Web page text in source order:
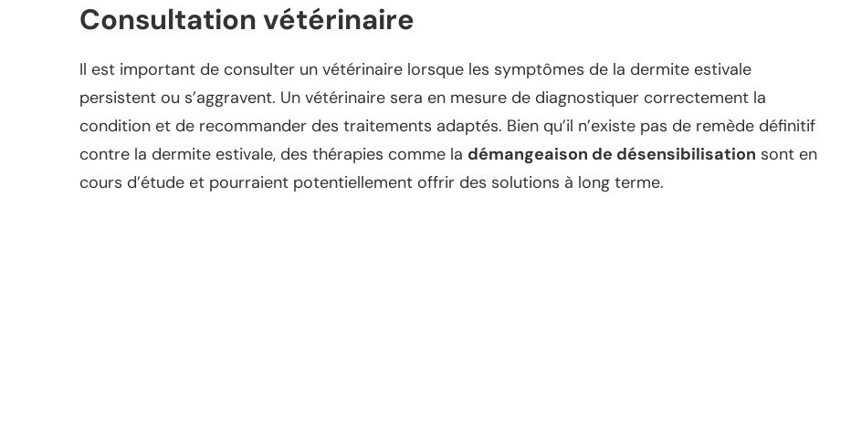
Consultation vétérinaire
Il est important de consulter un vétérinaire lorsque les symptômes de la dermite estivale
persistent ou s’aggravent. Un vétérinaire sera en mesure de diagnostiquer correctement la
condition et de recommander des traitements adaptés. Bien qu’il n’existe pas de remède définitif
contre la dermite estivale, des thérapies comme la démangeaison de désensibilisation sont en
cours d’étude et pourraient potentiellement offrir des solutions à long terme.